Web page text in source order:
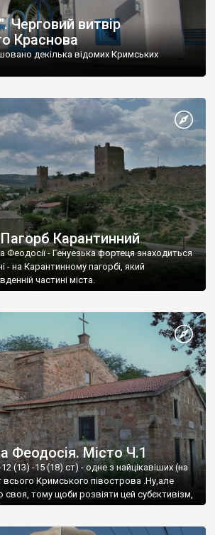
Черговий витвір
Краснова
декілька відомих Кримських
Карантинний
Феодосії - Генуезька фортеця знаходиться
- на Карантинному пагорбі, який
частині міста.
Феодосія. Місто Ч.1
(13) -15 (18) ст) - одне з найцікавіших (на
Кримського півострова .Ну,але
тому щоби розвіяти цей субєктивізм,
це